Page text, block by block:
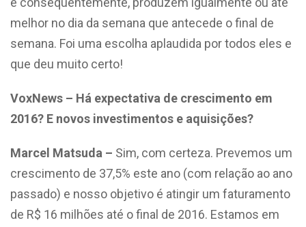
melhor no dia da semana que antecede o final de
semana. Foi uma escolha aplaudida por todos eles e
que deu muito certo!
VoxNews – Há expectativa de crescimento em
2016? E novos investimentos e aquisições?
Marcel Matsuda – Sim, com certeza. Prevemos um
crescimento de 37,5% este ano (com relação ao ano
passado) e nosso objetivo é atingir um faturamento
de R$ 16 milhões até o final de 2016. Estamos em